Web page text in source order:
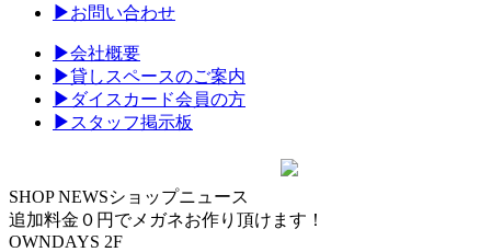
▶お問い合わせ
▶会社概要
▶貸しスペースのご案内
▶ ダイスカード会員の方
▶ スタッフ掲示板
SHOP NEWSショップニュース
追加料金０円でメガネお作り頂けます！
OWNDAYS 2F